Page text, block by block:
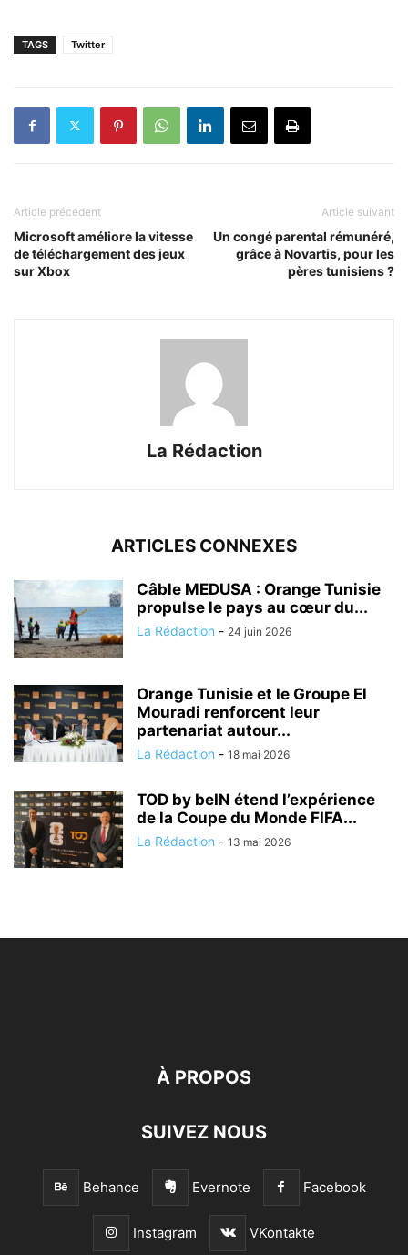
TAGS Twitter
Article précédent
Microsoft améliore la vitesse
de téléchargement des jeux
sur Xbox
Article suivant
Un congé parental rémunéré,
grâce à Novartis, pour les
pères tunisiens ?
La Rédaction
ARTICLES CONNEXES
Câble MEDUSA : Orange Tunisie
propulse le pays au cœur du...
La Rédaction - 24 juin 2026
Orange Tunisie et le Groupe El
Mouradi renforcent leur
partenariat autour...
La Rédaction - 18 mai 2026
TOD by beIN étend l’expérience
de la Coupe du Monde FIFA...
La Rédaction - 13 mai 2026
À PROPOS
SUIVEZ NOUS
Behance Evernote Facebook
Instagram VKontakte